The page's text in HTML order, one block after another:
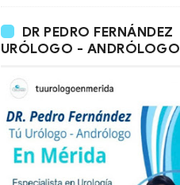
DR PEDRO FERNÁNDEZ
URÓLOGO - ANDRÓLOGO